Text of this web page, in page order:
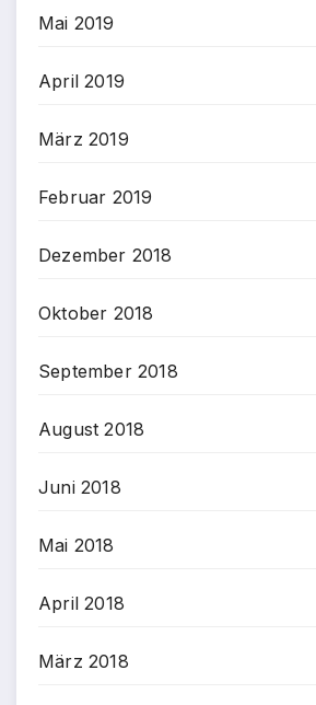
Mai 2019
April 2019
März 2019
Februar 2019
Dezember 2018
Oktober 2018
September 2018
August 2018
Juni 2018
Mai 2018
April 2018
März 2018